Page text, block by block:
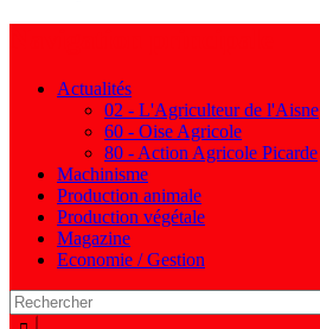
Actualités
02 - L'Agriculteur de l'Aisne
60 - Oise Agricole
80 - Action Agricole Picarde
Machinisme
Production animale
Production végétale
Magazine
Economie / Gestion